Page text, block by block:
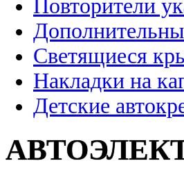
Повторители
Светящиеся
Накладки на
Детские